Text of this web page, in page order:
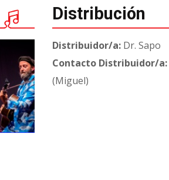
Distribución
Distribuidor/a: Dr. Sapo
Contacto Distribuidor/a:
(Miguel)